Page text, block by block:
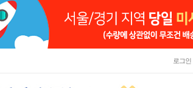
로그인